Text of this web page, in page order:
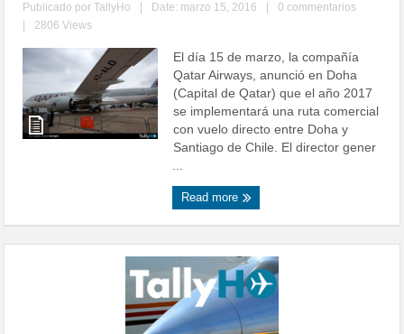
Publicado porTallyHo Date: marzo 15, 2016
0 commentarios
2806 Views
El día 15 de marzo, la compañía
Qatar Airways, anunció en Doha
(Capital de Qatar) que el año 2017
se implementará una ruta comercial
con vuelo directo entre Doha y
Santiago de Chile. El director gener
...
Read more